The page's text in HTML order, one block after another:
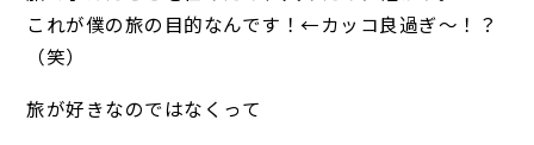
これが僕の旅の目的なんです！←カッコ良過ぎ～！？
（笑）
旅が好きなのではなくって